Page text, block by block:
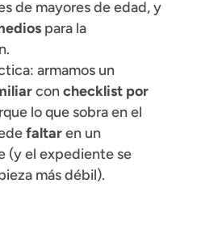
de mayores de edad, y
para la
armamos un
con checklist por
lo que sobra en el
faltaren un
(y el expediente se
más débil).